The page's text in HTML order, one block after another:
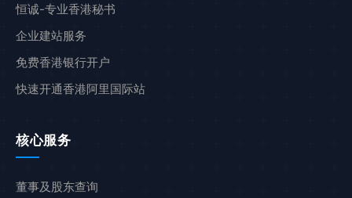
恒诚-专业香港秘书
企业建站服务
免费香港银行开户
快速开通香港阿里国际站
核心服务
董事及股东查询